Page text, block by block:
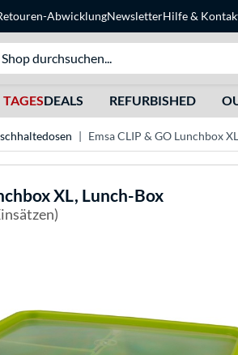
AbwicklungNewsletterHilfe&
TAGESDEALS REFURBISHED
Emsa CLIP & GO Lunchbox
XL, Lunch-Box